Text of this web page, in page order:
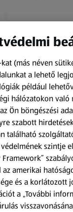
Amíg a készlet
XXL
ACTIMEL
Actimel
palack
0,8 kg
(1 186,25 Ft/1 kg)
949,00 Ft
(más néven
a lehető
például
hálózatokon való
Ön böngészési
szabott
található
szintje
Framework”
az amerikai
és a korlátozott
a „További